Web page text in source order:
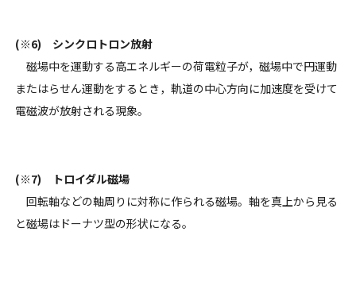
(※6) シンクロトロン放射
磁場中を運動する高エネルギーの荷電粒子が，磁場中で円運動
またはらせん運動をするとき，軌道の中心方向に加速度を受けて
電磁波が放射される現象。
(※7) トロイダル磁場
回転軸などの軸周りに対称に作られる磁場。軸を真上から見る
と磁場はドーナツ型の形状になる。